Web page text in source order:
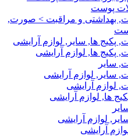
پوست
بهداشتی و مراقبت > صورت,
پکیج ها, سایر, لوازم آرایشی
پکیج ها, لوازم آرایشی
سایر
سایر, لوازم آرایشی
لوازم آرایشی
ها, لوازم آرایشی
لوازم آرایشی
آرایشی